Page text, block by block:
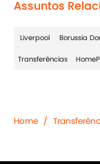
Assuntos
Liverpool Borussia
Transferências
Home /